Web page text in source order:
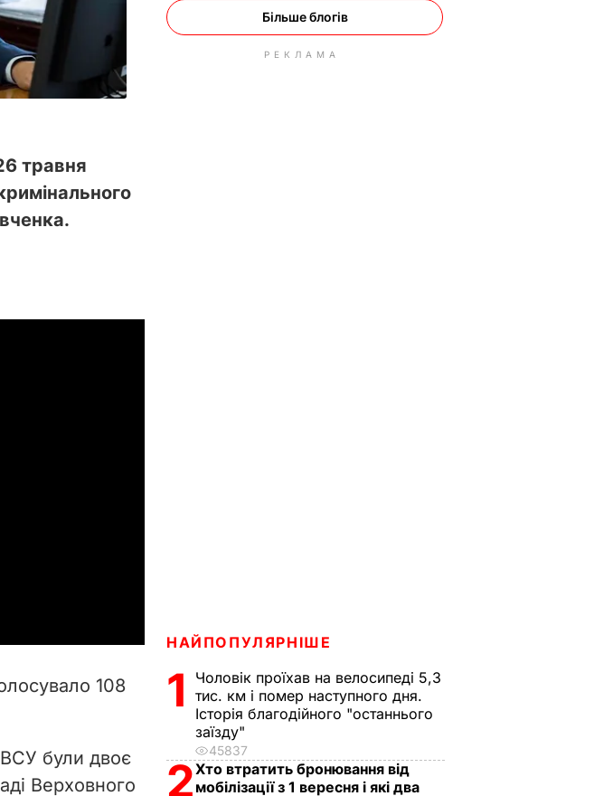
травня
108
були двоє
Верховного
Більше блогів
РЕКЛАМА
НАЙПОПУЛЯРНІШЕ
1
Чоловік проїхав на велосипеді 5,3
тис. км і помер наступного дня.
Історія благодійного "останнього
заїзду"
45837
2Хто втратить бронювання від
мобілізації з 1 вересня і які два